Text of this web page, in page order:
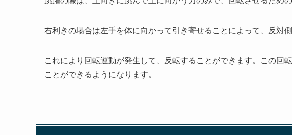
右利きの場合は左手を体に向かって引き寄せることによって、反対
これにより回転運動が発生して、反転することができます。この回
ことができるようになります。